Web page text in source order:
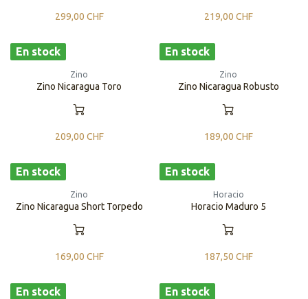
299,00 CHF 219,00 CHF
En stock
Zino
Zino Nicaragua Toro
209,00 CHF
En stock
Zino
Zino Nicaragua Robusto
189,00 CHF
En stock
Zino
Zino Nicaragua Short Torpedo
169,00 CHF
En stock
Horacio
Horacio Maduro 5
187,50 CHF
En stock En stock